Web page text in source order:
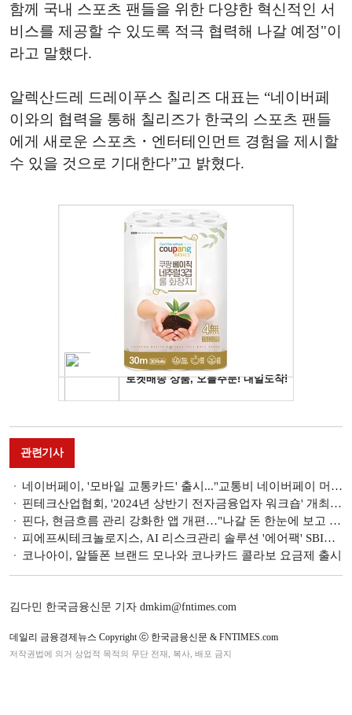
함께 국내 스포츠 팬들을 위한 다양한 혁신적인 서
비스를 제공할 수 있도록 적극 협력해 나갈 예정"이
라고 말했다.
알렉산드레 드레이푸스 칠리즈 대표는 “네이버페
이와의 협력을 통해 칠리즈가 한국의 스포츠 팬들
에게 새로운 스포츠・엔터테인먼트 경험을 제시할
수 있을 것으로 기대한다”고 밝혔다.
관련기사
네이버페이, '모바일 교통카드' 출시..."교통비 네이버페이 머니로 간편하게 결제"
핀테크산업협회, '2024년 상반기 전자금융업자 워크숍' 개최…"관련 정책 방향 공유"
핀다, 현금흐름 관리 강화한 앱 개편…"나갈 돈 한눈에 보고 관리한다"
피에프씨테크놀로지스, AI 리스크관리 솔루션 '에어팩' SBI저축은행 도입
코나아이, 알뜰폰 브랜드 모나와 코나카드 콜라보 요금제 출시
김다민 한국금융신문 기자 dmkim@fntimes.com
데일리 금융경제뉴스 Copyright ⓒ 한국금융신문 & FNTIMES.com
저작권법에 의거 상업적 목적의 무단 전재, 복사, 배포 금지